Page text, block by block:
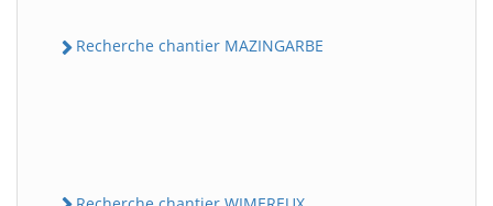
Recherche chantier MAZINGARBE